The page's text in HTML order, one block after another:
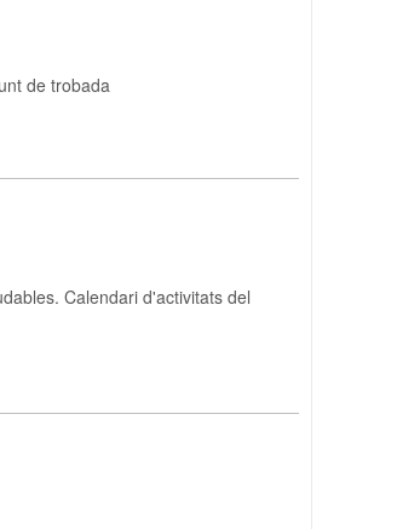
de trobada
Calendari d'activitats del